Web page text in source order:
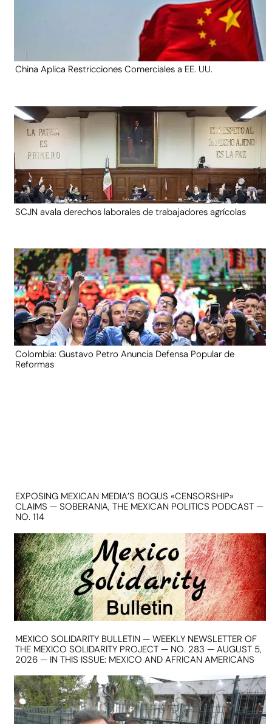
China Aplica Restricciones Comerciales a EE. UU.
SCJN avala derechos laborales de trabajadores agrícolas
Colombia: Gustavo Petro Anuncia Defensa Popular de
Reformas
EXPOSING MEXICAN MEDIA’S BOGUS «CENSORSHIP»
CLAIMS — SOBERANIA, THE MEXICAN POLITICS PODCAST —
NO. 114
MEXICO SOLIDARITY BULLETIN — WEEKLY NEWSLETTER OF
THE MEXICO SOLIDARITY PROJECT — NO. 283 — AUGUST 5,
2026 — IN THIS ISSUE: MEXICO AND AFRICAN AMERICANS